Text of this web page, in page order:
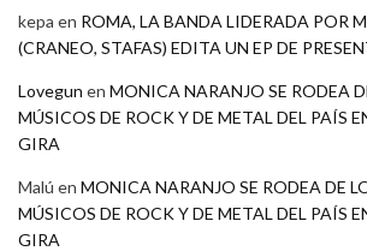
kepa en ROMA, LA BANDA LIDERADA POR
(CRANEO, STAFAS) EDITA UN EP DE
Lovegun en MONICA NARANJO SE RODEA
MÚSICOS DE ROCK Y DE METAL DEL PAÍS
GIRA
Malú en MONICA NARANJO SE RODEA DE
MÚSICOS DE ROCK Y DE METAL DEL PAÍS
GIRA